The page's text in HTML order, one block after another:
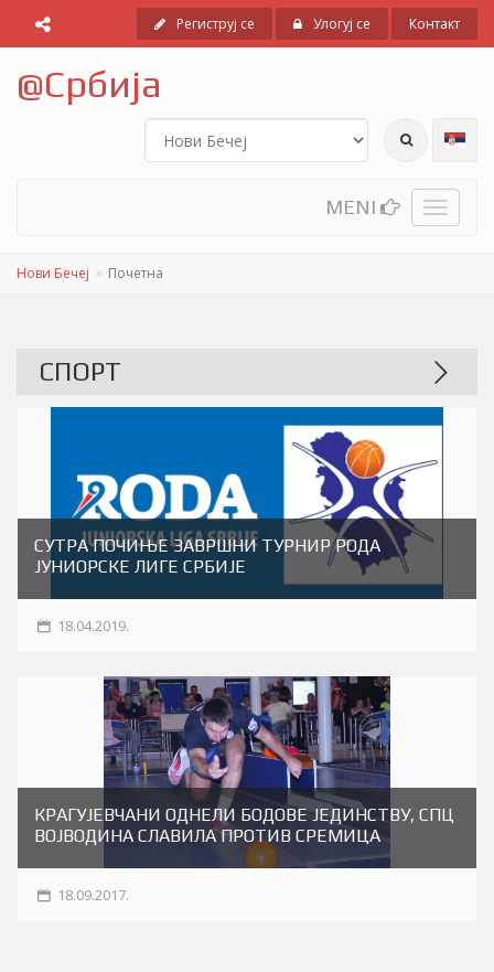
Региструј се Улогуј се Контакт
@Србија
Toggle
MENI
Нови Бечеј Почетна
СПОРТ
СУТРА ПОЧИЊЕ ЗАВРШНИ ТУРНИР РОДА
ЈУНИОРСКЕ ЛИГЕ СРБИЈЕ
18.04.2019.
КРАГУЈЕВЧАНИ ОДНЕЛИ БОДОВЕ ЈЕДИНСТВУ, СПЦ
ВОЈВОДИНА СЛАВИЛА ПРОТИВ СРЕМИЦА
18.09.2017.